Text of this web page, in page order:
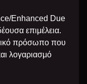
Enhanced Due
επιμέλεια.
πρόσωπο που
λογαριασμό